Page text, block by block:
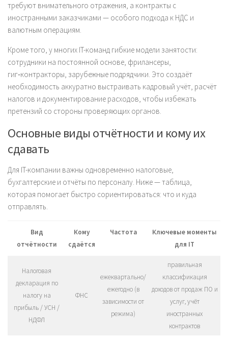
требуют внимательного отражения, а контракты с
иностранными заказчиками — особого подхода к НДС и
валютным операциям.
Кроме того, у многих IT-команд гибкие модели занятости:
сотрудники на постоянной основе, фрилансеры,
гиг‑контракторы, зарубежные подрядчики. Это создаёт
необходимость аккуратно выстраивать кадровый учёт, расчёт
налогов и документирование расходов, чтобы избежать
претензий со стороны проверяющих органов.
Основные виды отчётности и кому их
сдавать
Для IT-компании важны одновременно налоговые,
бухгалтерские и отчёты по персоналу. Ниже — таблица,
которая помогает быстро сориентироваться: что и куда
отправлять.
Вид
отчётности
Кому
сдаётся
Частота
Ключевые моменты
для IT
Налоговая
декларация по
налогу на
прибыль / УСН /
НДФЛ
ФНС
ежеквартально/
ежегодно (в
зависимости от
режима)
правильная
классификация
доходов от продаж ПО и
услуг, учёт
иностранных
контрактов